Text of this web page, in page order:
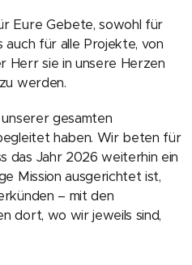
Eure Gebete, sowohl für
für alle Projekte, von
Herr sie in unsere Herzen
werden.
unserer gesamten
haben. Wir beten für
das Jahr 2026 weiterhin ein
Mission ausgerichtet ist,
– mit den
dort, wo wir jeweils sind,